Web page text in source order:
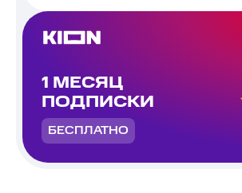
1 МЕСЯЦ
ПОДПИСКИ
БЕСПЛАТНО